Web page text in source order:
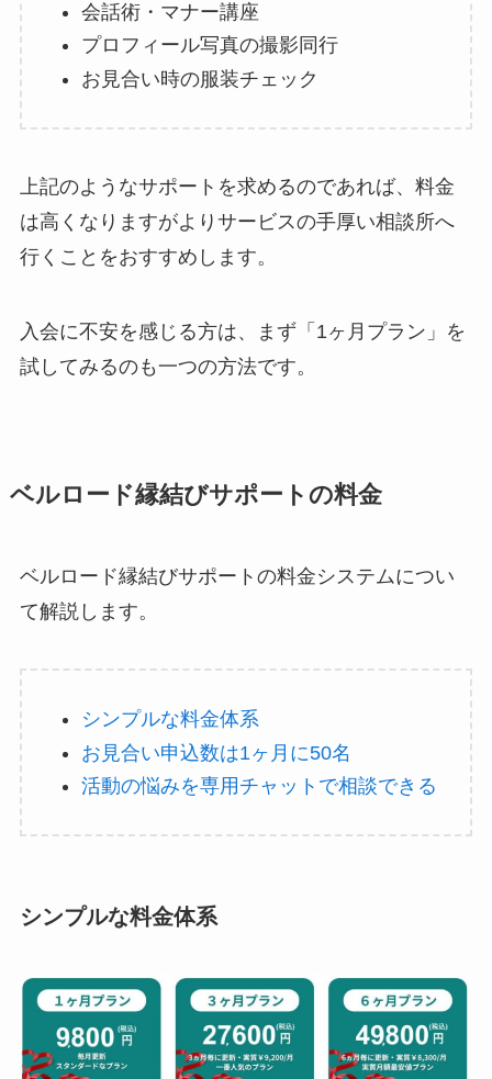
会話術・マナー講座
プロフィール写真の撮影同行
お見合い時の服装チェック
上記のようなサポートを求めるのであれば、料金
は高くなりますがよりサービスの手厚い相談所へ
行くことをおすすめします。
入会に不安を感じる方は、まず「1ヶ月プラン」を
試してみるのも一つの方法です。
ベルロード縁結びサポートの料金
ベルロード縁結びサポートの料金システムについ
て解説します。
シンプルな料金体系
お見合い申込数は1ヶ月に50名
活動の悩みを専用チャットで相談できる
シンプルな料金体系